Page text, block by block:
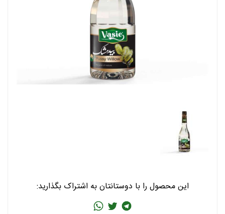
این محصول را با دوستانتان به اشتراک بگذارید: